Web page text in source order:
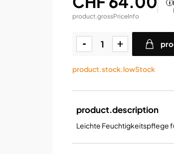
product.grossPriceInfo
product.stock.lowStock
product.description
Leichte Feuchtigkeitspflege